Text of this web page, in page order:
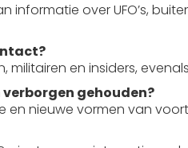
informatie over UFO’s,
militairen en insiders,
gehouden?
en nieuwe vormen van